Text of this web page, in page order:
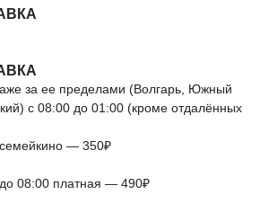
за ее пределами (Волгарь, Южный
с 08:00 до 01:00 (кроме отдалённых
— 350₽
08:00 платная — 490₽